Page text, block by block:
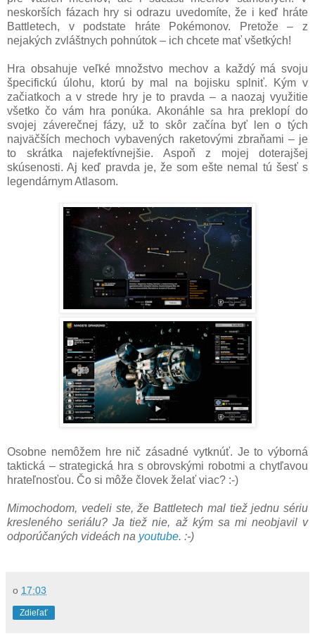
neskorších fázach hry si odrazu uvedomíte, že i keď hráte
Battletech, v podstate hráte Pokémonov. Pretože – z
nejakých zvláštnych pohnútok – ich chcete mať všetkých!
Hra obsahuje veľké množstvo mechov a každý má svoju
špecifickú úlohu, ktorú by mal na bojisku splniť. Kým v
začiatkoch a v strede hry je to pravda – a naozaj využitie
všetko čo vám hra ponúka. Akonáhle sa hra preklopí do
svojej záverečnej fázy, už to skôr začína byť len o tých
najväčších mechoch vybavených raketovými zbraňami – je
to skrátka najefektívnejšie. Aspoň z mojej doterajšej
skúsenosti. Aj keď pravda je, že som ešte nemal tú šesť s
legendárnym Atlasom.
Osobne nemôžem hre nič zásadné vytknúť. Je to výborná
taktická – strategická hra s obrovskými robotmi a chytľavou
hrateľnosťou. Čo si môže človek želať viac? :-)
Mimochodom, vedeli ste, že Battletech mal tiež jednu sériu
kresleného seriálu? Ja tiež nie, až kým sa mi neobjavil v
odporúčaných videách na youtube. :-)
o 17:03
Zdieľať